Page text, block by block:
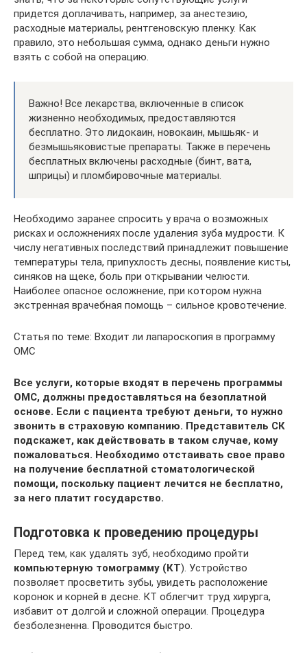
придется доплачивать, например, за анестезию,
расходные материалы, рентгеновскую пленку. Как
правило, это небольшая сумма, однако деньги нужно
взять с собой на операцию.
Важно! Все лекарства, включенные в список
жизненно необходимых, предоставляются
бесплатно. Это лидокаин, новокаин, мышьяк- и
безмышьяковистые препараты. Также в перечень
бесплатных включены расходные (бинт, вата,
шприцы) и пломбировочные материалы.
Необходимо заранее спросить у врача о возможных
рисках и осложнениях после удаления зуба мудрости. К
числу негативных последствий принадлежит повышение
температуры тела, припухлость десны, появление кисты,
синяков на щеке, боль при открывании челюсти.
Наиболее опасное осложнение, при котором нужна
экстренная врачебная помощь – сильное кровотечение.
Статья по теме: Входит ли лапароскопия в программу
ОМС
Все услуги, которые входят в перечень программы
ОМС, должны предоставляться на безоплатной
основе. Если с пациента требуют деньги, то нужно
звонить в страховую компанию. Представитель СК
подскажет, как действовать в таком случае, кому
пожаловаться. Необходимо отстаивать свое право
на получение бесплатной стоматологической
помощи, поскольку пациент лечится не бесплатно,
за него платит государство.
Подготовка к проведению процедуры
Перед тем, как удалять зуб, необходимо пройти
компьютерную томограмму (КТ). Устройство
позволяет просветить зубы, увидеть расположение
коронок и корней в десне. КТ облегчит труд хирурга,
избавит от долгой и сложной операции. Процедура
безболезненна. Проводится быстро.